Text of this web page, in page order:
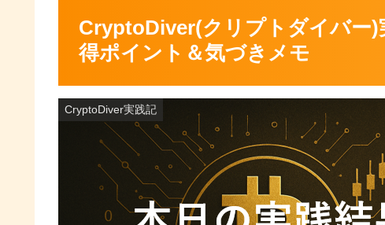
CryptoDiver(クリプトダイバー)
得ポイント＆気づきメモ
CryptoDiver実践記